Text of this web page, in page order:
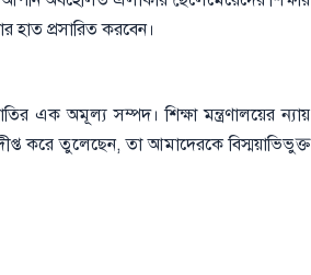
হাত প্রসারিত করবেন।
এক অমূল্য সম্পদ। শিক্ষা মন্ত্রণালয়ের ন্যায়
করে তুলেছেন, তা আমাদেরকে বিস্ময়াভিভুক্ত